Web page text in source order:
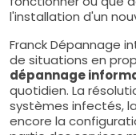
l'installation d'un
Franck Dépannage
de situations en
dépannage
quotidien. La
systèmes infectés,
encore la